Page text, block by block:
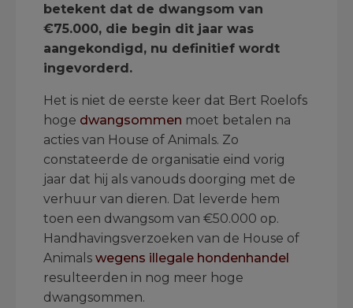
betekent dat de dwangsom van
€75.000, die begin dit jaar was
aangekondigd, nu definitief wordt
ingevorderd.
Het is niet de eerste keer dat Bert Roelofs
hoge dwangsommen moet betalen na
acties van House of Animals. Zo
constateerde de organisatie eind vorig
jaar dat hij als vanouds doorging met de
verhuur van dieren. Dat leverde hem
toen een dwangsom van €50.000 op.
Handhavingsverzoeken van de House of
Animals wegens illegale hondenhandel
resulteerden in nog meer hoge
dwangsommen.